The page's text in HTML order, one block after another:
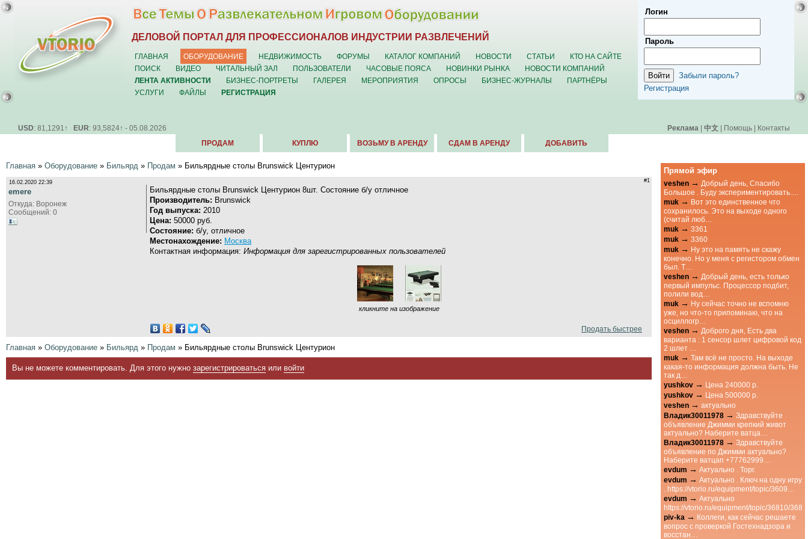
Логин
Пароль
Забыли пароль?
Регистрация
ДЕЛОВОЙ ПОРТАЛ ДЛЯ ПРОФЕССИОНАЛОВ ИНДУСТРИИ РАЗВЛЕЧЕНИЙ
ГЛАВНАЯ ОБОРУДОВАНИЕ НЕДВИЖИМОСТЬ ФОРУМЫ КАТАЛОГ КОМПАНИЙ НОВОСТИ СТАТЬИ
КТО НА САЙТЕ
ПОИСК
ВИДЕО ЧИТАЛЬНЫЙ ЗАЛ ПОЛЬЗОВАТЕЛИ ЧАСОВЫЕ ПОЯСА НОВИНКИ РЫНКА
НОВОСТИ КОМПАНИЙ
ЛЕНТА АКТИВНОСТИ
БИЗНЕС-ПОРТРЕТЫ ГАЛЕРЕЯ МЕРОПРИЯТИЯ ОПРОСЫ БИЗНЕС-ЖУРНАЛЫ
ПАРТНЁРЫ
УСЛУГИ
ФАЙЛЫ РЕГИСТРАЦИЯ
Реклама | 中文 | Помощь | Контакты
USD: 81,1291↑ EUR: 93,5824↑ - 05.08.2026
ПРОДАМ КУПЛЮ ВОЗЬМУ В АРЕНДУ СДАМ В АРЕНДУ ДОБАВИТЬ
Главная » Оборудование » Бильярд » Продам » Бильярдные столы Brunswick Центурион
#1
16.02.2020 22:39
emere
Откуда: Воронеж
Сообщений: 0
Бильярдные столы Brunswick Центурион 8шт. Состояние б/у отличное
Производитель: Brunswick
Год выпуска: 2010
Цена: 50000 руб.
Состояние: б/у, отличное
Местонахождение: Москва
Контактная информация: Информация для зарегистрированных пользователей
кликните на изображение
Продать быстрее
Главная » Оборудование » Бильярд » Продам » Бильярдные столы Brunswick Центурион
Вы не можете комментировать. Для этого нужно зарегистрироваться или войти
Прямой эфир
veshen → Добрый день, Спасибо
Большое . Буду экспериментировать.…
muk → Вот это единственное что
сохранилось. Это на выходе одного
(считай люб…
muk → 3361
muk → 3360
muk → Ну это на память не скажу
конечно. Но у меня с регистором обмен
был. Т…
veshen → Добрый день, есть только
первый импульс. Процессор подбит,
полили вод…
muk → Ну сейчас точно не вспомню
уже, но что-то припоминаю, что на
осциллогр…
veshen → Доброго дня, Есть два
варианта : 1 сенсор шлет цифровой код
2 шлет …
muk → Там всё не просто. На выходе
какая-то информация должна быть. Не
так д…
yushkov → Цена 240000 р.
yushkov → Цена 500000 р.
veshen → актуально
Владик30011978 → Здравствуйте
объявление Джимми крепкий живот
актуально? Наберите ватца…
Владик30011978 → Здравствуйте
объявление по Джимми актуально?
Наберите ватцап +77762999…
evdum → Актуально . Торг.
evdum → Актуально . Ключ на одну игру
. https://vtorio.ru/equipment/topic/3609…
evdum → Актуально
https://vtorio.ru/equipment/topic/36810/
piv-ka → Коллеги, как сейчас решаете
вопрос с проверкой Гостехнадзора и
восстан…